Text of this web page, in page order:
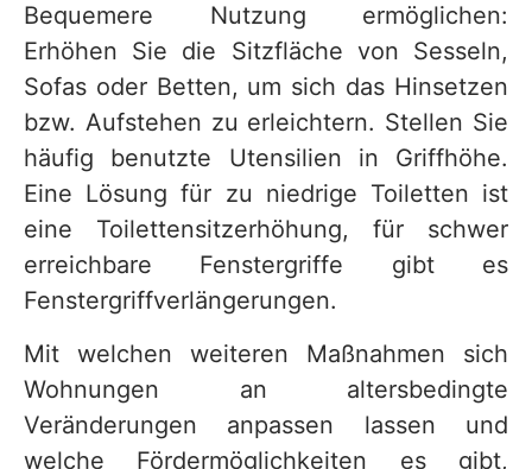
Bequemere Nutzung ermöglichen:
Erhöhen Sie die Sitzfläche von Sesseln,
Sofas oder Betten, um sich das Hinsetzen
bzw. Aufstehen zu erleichtern. Stellen Sie
häufig benutzte Utensilien in Griffhöhe.
Eine Lösung für zu niedrige Toiletten ist
eine Toilettensitzerhöhung, für schwer
erreichbare Fenstergriffe gibt es
Fenstergriffverlängerungen.
Mit welchen weiteren Maßnahmen sich
Wohnungen an altersbedingte
Veränderungen anpassen lassen und
welche Fördermöglichkeiten es gibt,